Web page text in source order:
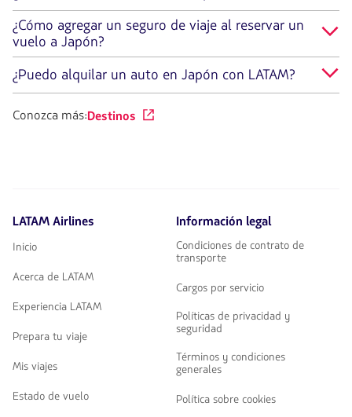
¿Cómo agregar un seguro de viaje al reservar un
vuelo a Japón?
¿Puedo alquilar un auto en Japón con LATAM?
Conozca más:Destinos
LATAM Airlines
Inicio
Acerca de LATAM
Experiencia LATAM
Prepara tu viaje
Mis viajes
Estado de vuelo
Información legal
Condiciones de contrato de
transporte
Cargos por servicio
Políticas de privacidad y
seguridad
Términos y condiciones
generales
Política sobre cookies